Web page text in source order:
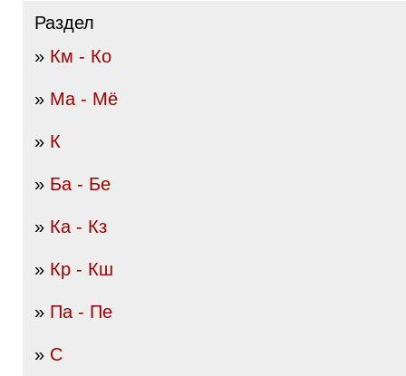
Раздел
» Км - Ко
» Ма - Мё
» К
» Ба - Бе
» Ка - Кз
» Кр - Кш
» Па - Пе
» С